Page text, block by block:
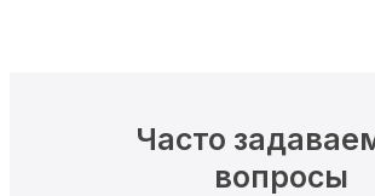
Часто
вопросы